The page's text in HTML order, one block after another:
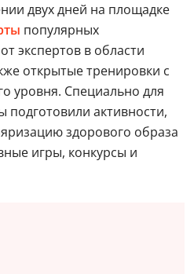
двух дней на площадке
популярных
от экспертов в области
открытые тренировки с
уровня. Специально для
активности,
здорового образа
игры, конкурсы и